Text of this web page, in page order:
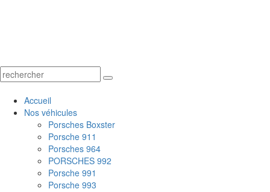
Accueil
Nos véhicules
Porsches Boxster
Porsche 911
Porsches 964
PORSCHES 992
Porsche 991
Porsche 993